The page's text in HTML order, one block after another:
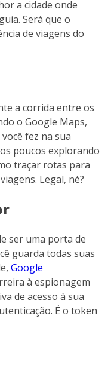
a cidade onde
Será que o
de viagens do
a corrida entre os
o Google Maps,
fez na sua
poucos explorando
traçar rotas para
Legal, né?
ser uma porta de
guarda todas suas
Google
à espionagem
de acesso à sua
É o token